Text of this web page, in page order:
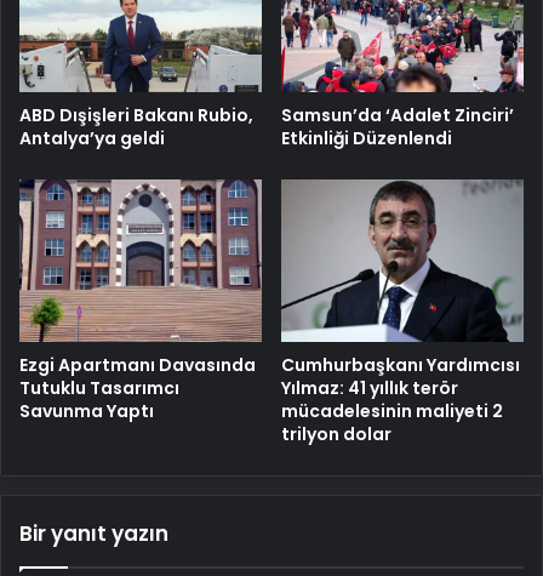
ABD Dışişleri Bakanı Rubio,
Antalya’ya geldi
Samsun’da ‘Adalet Zinciri’
Etkinliği Düzenlendi
Ezgi Apartmanı Davasında
Tutuklu Tasarımcı
Savunma Yaptı
Cumhurbaşkanı Yardımcısı
Yılmaz: 41 yıllık terör
mücadelesinin maliyeti 2
trilyon dolar
Bir yanıt yazın